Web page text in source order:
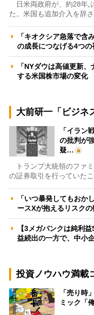
日米両政府が、約28年
た。米国も追加介入を辞
「キオクシア急落で
の成長につなげる4つ
「NYダウは高値更新
する米国株市場の変
大前研一「ビジネ
「イラン
の批判が
疑…
トランプ大統領のファ
の証券取引を行っていた
「いつ暴発してもおか
ースXが抱えるリスク
【3メガバンクは純利
益続出の一方で、中小
投資ノウハウ満載
「売り時
ミック「